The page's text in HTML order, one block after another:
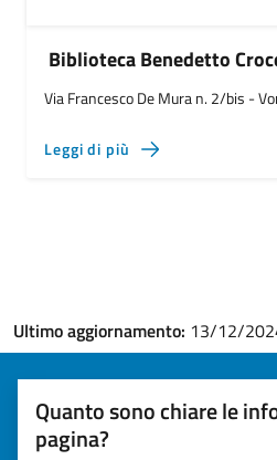
Biblioteca Benedetto
Via Francesco De Mura n. 2/bis -
Leggi di più
Ultimo aggiornamento: 13/12/
Quanto sono chiare le
pagina?